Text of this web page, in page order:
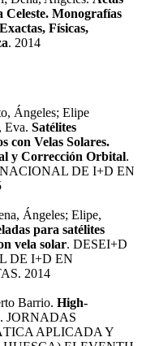
Monografías
Físicas,
. 2014
Ángeles; Elipe
Eva. Satélites
con Velas Solares.
y Corrección Orbital.
DE I+D EN
Ángeles; Elipe,
para satélites
vela solar. DESEI+D
DE I+D EN
2014
Barrio. High-
. JORNADAS
APLICADA Y